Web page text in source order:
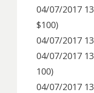
04/07/2017
$100)
04/07/2017
04/07/2017
100)
04/07/2017